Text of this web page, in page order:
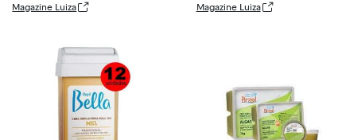
Magazine Luiza Magazine Luiza